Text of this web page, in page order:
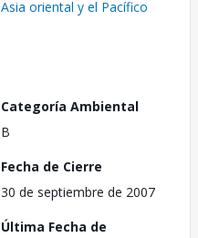
Asia oriental y el Pacífico
Categoría Ambiental
B
Fecha de Cierre
30 de septiembre de 2007
Última Fecha de